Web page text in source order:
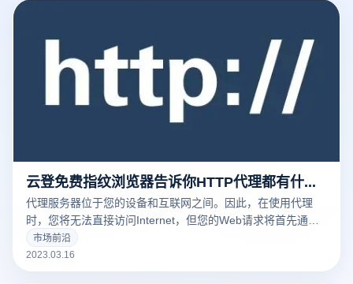
云登免费指纹浏览器告诉你HTTP代理都有什么常见的用途
代理服务器位于您的设备和互联网之间。因此，在使用代理
时，您将无法直接访问Internet，但您的Web请求将首先通过
代理路由，然后再发送到Web服务器。
市场前沿
2023.03.16